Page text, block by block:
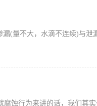
(量不大，水滴不连续)与泄
蚀行为来讲的话，我们其